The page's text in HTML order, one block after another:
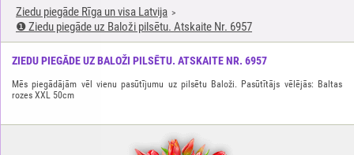
Ziedu piegāde Rīga un visa Latvija
❶ Ziedu piegāde uz Baloži pilsētu. Atskaite Nr. 6957
ZIEDU PIEGĀDE UZ BALOŽI PILSĒTU. ATSKAITE NR. 6957
Mēs piegādājām vēl vienu pasūtījumu uz pilsētu Baloži. Pasūtītājs vēlējās: Baltas
rozes XXL 50cm